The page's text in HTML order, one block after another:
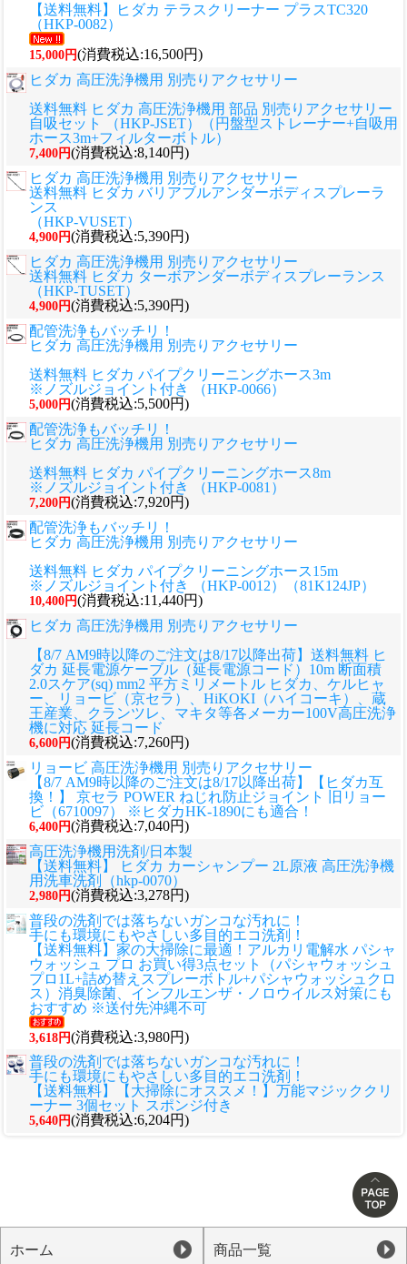
【送料無料】ヒダカ テラスクリーナー プラスTC320
（HKP-0082）
15,000円(消費税込:16,500円)
ヒダカ 高圧洗浄機用 別売りアクセサリー
送料無料 ヒダカ 高圧洗浄機用 部品 別売りアクセサリー
自吸セット （HKP-JSET）（円盤型ストレーナー+自吸用
ホース3m+フィルターボトル）
7,400円(消費税込:8,140円)
ヒダカ 高圧洗浄機用 別売りアクセサリー
送料無料 ヒダカ バリアブルアンダーボディスプレーラ
ンス
（HKP-VUSET）
4,900円(消費税込:5,390円)
ヒダカ 高圧洗浄機用 別売りアクセサリー
送料無料 ヒダカ ターボアンダーボディスプレーランス
（HKP-TUSET）
4,900円(消費税込:5,390円)
配管洗浄もバッチリ！
ヒダカ 高圧洗浄機用 別売りアクセサリー
送料無料 ヒダカ パイプクリーニングホース3m
※ノズルジョイント付き （HKP-0066）
5,000円(消費税込:5,500円)
配管洗浄もバッチリ！
ヒダカ 高圧洗浄機用 別売りアクセサリー
送料無料 ヒダカ パイプクリーニングホース8m
※ノズルジョイント付き （HKP-0081）
7,200円(消費税込:7,920円)
配管洗浄もバッチリ！
ヒダカ 高圧洗浄機用 別売りアクセサリー
送料無料 ヒダカ パイプクリーニングホース15m
※ノズルジョイント付き （HKP-0012）（81K124JP）
10,400円(消費税込:11,440円)
ヒダカ 高圧洗浄機用 別売りアクセサリー
【8/7 AM9時以降のご注文は8/17以降出荷】送料無料 ヒ
ダカ 延長電源ケーブル（延長電源コード）10m 断面積
2.0スケア(sq) mm2 平方ミリメートル ヒダカ、ケルヒャ
ー、リョービ（京セラ）、HiKOKI（ハイコーキ）、蔵
王産業、クランツレ、マキタ等各メーカー100V高圧洗浄
機に対応 延長コード
6,600円(消費税込:7,260円)
リョービ 高圧洗浄機用 別売りアクセサリー
【8/7 AM9時以降のご注文は8/17以降出荷】【ヒダカ互
換！】 京セラ POWER ねじれ防止ジョイント 旧リョー
ビ（6710097） ※ヒダカHK-1890にも適合！
6,400円(消費税込:7,040円)
高圧洗浄機用洗剤/日本製
【送料無料】 ヒダカ カーシャンプー 2L原液 高圧洗浄機
用洗車洗剤（hkp-0070）
2,980円(消費税込:3,278円)
普段の洗剤では落ちないガンコな汚れに！
手にも環境にもやさしい多目的エコ洗剤！
【送料無料】家の大掃除に最適！アルカリ電解水 パシャ
ウォッシュ プロ お買い得3点セット（パシャウォッシュ
プロ1L+詰め替えスプレーボトル+パシャウォッシュクロ
ス）消臭除菌、インフルエンザ・ノロウイルス対策にも
おすすめ ※送付先沖縄不可
3,618円(消費税込:3,980円)
普段の洗剤では落ちないガンコな汚れに！
手にも環境にもやさしい多目的エコ洗剤！
【送料無料】【大掃除にオススメ！】万能マジッククリ
ーナー 3個セット スポンジ付き
5,640円(消費税込:6,204円)
ホーム 商品一覧